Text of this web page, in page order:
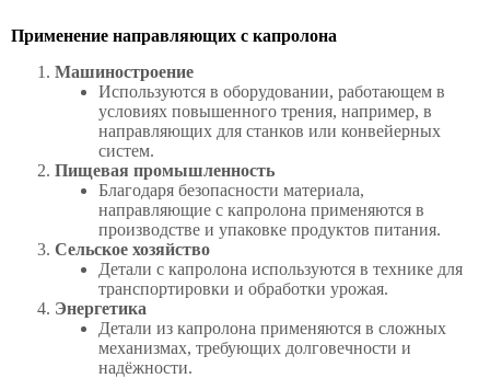
Применение направляющих с капролона
Машиностроение
Используются в оборудовании, работающем в
условиях повышенного трения, например, в
направляющих для станков или конвейерных
систем.
Пищевая промышленность
Благодаря безопасности материала,
направляющие с капролона применяются в
производстве и упаковке продуктов питания.
Сельское хозяйство
Детали с капролона используются в технике для
транспортировки и обработки урожая.
Энергетика
Детали из капролона применяются в сложных
механизмах, требующих долговечности и
надёжности.